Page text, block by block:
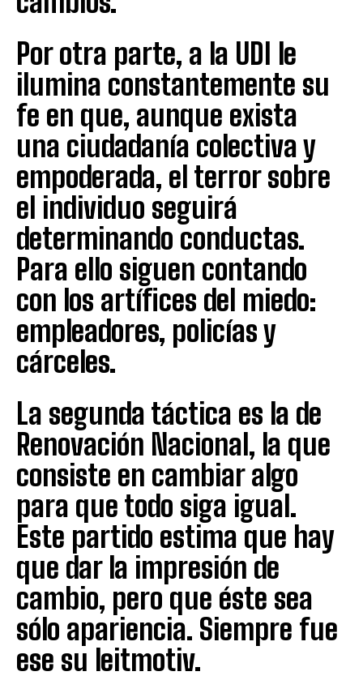
Por otra parte, a la UDI le
ilumina constantemente su
fe en que, aunque exista
una ciudadanía colectiva y
empoderada, el terror sobre
el individuo seguirá
determinando conductas.
Para ello siguen contando
con los artífices del miedo:
empleadores, policías y
cárceles.
La segunda táctica es la de
Renovación Nacional, la que
consiste en cambiar algo
para que todo siga igual.
Este partido estima que hay
que dar la impresión de
cambio, pero que éste sea
sólo apariencia. Siempre fue
ese su leitmotiv.